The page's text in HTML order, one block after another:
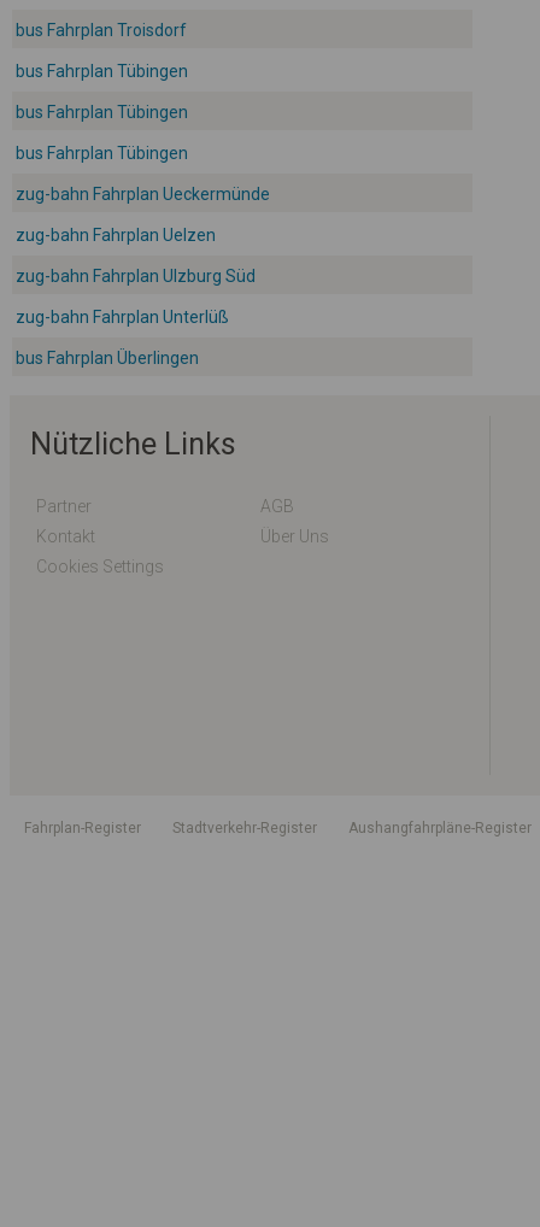
bus Fahrplan Troisdorf
bus Fahrplan Tübingen
bus Fahrplan Tübingen
bus Fahrplan Tübingen
zug-bahn Fahrplan Ueckermünde
zug-bahn Fahrplan Uelzen
zug-bahn Fahrplan Ulzburg Süd
zug-bahn Fahrplan Unterlüß
bus Fahrplan Überlingen
Nützliche Links
Partner
AGB
Kontakt
Über Uns
Cookies Settings
Fahrplan-Register Stadtverkehr-Register Aushangfahrpläne-Register